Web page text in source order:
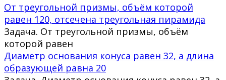
От треугольной призмы, объём которой
равен 120, отсечена треугольная пирамида
Задача. От треугольной призмы, объём
которой равен
Диаметр основания конуса равен 32, а длина
образующей равна 20